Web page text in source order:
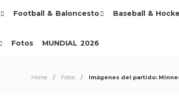
Football & Baloncesto Baseball &
Fotos MUNDIAL 2026
Home Fotos Imágenes del partido: